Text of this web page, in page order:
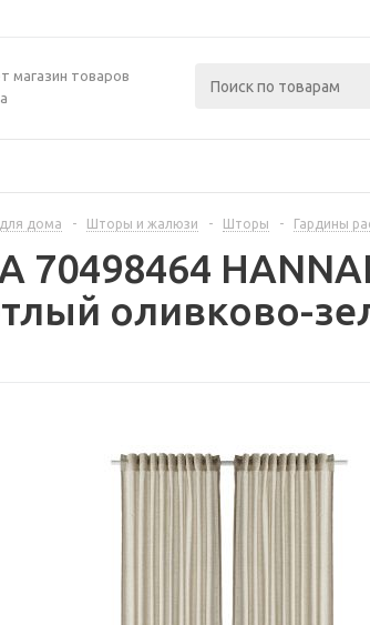
магазин товаров
для дома - Шторы и жалюзи - Шторы - Гардины
70498464
оливково-